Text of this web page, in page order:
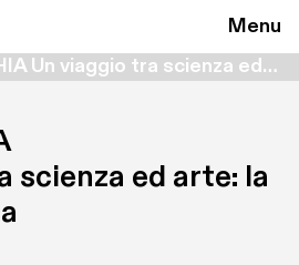
Menu
Eventi > ARTESOPHIA Un viaggio tra scienza ed arte: la neuroestetica
scienza ed arte: la